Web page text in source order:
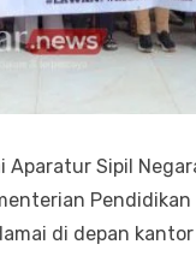
Aparatur Sipil
Pendidikan
di depan